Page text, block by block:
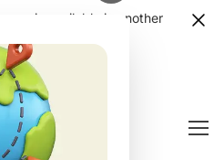
is available in another